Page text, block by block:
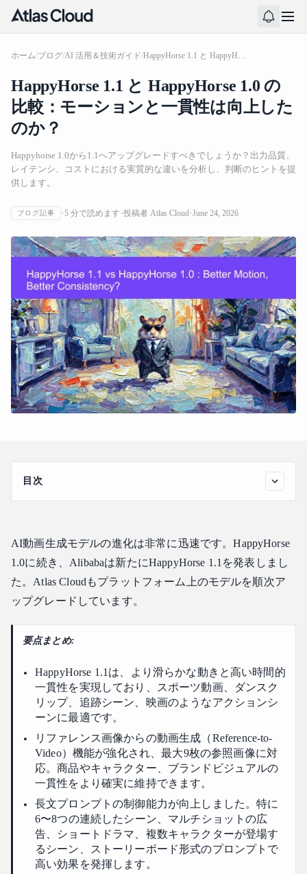
ホーム/ブログ/AI 活用＆技術ガイド/ HappyHorse 1.1 と HappyHorse 1.0 の比較：モーションと一貫性は向上したのか？
HappyHorse 1.1 と HappyHorse 1.0 の
比較：モーションと一貫性は向上した
のか？
Happyhorse 1.0から1.1へアップグレードすべきでしょうか？出力品質、
レイテンシ、コストにおける実質的な違いを分析し、判断のヒントを提
供します。
ブログ記事 5 分で読めます 投稿者 Atlas Cloud June 24, 2026
目次
実践テスト：同一プロンプトによるHappyHorse 1.0 vs 1.1
HappyHorse 1.1 vs HappyHorse 1.0: どこが改善されたの
か？
HappyHorse 1.1を選ぶべきタイミングは？
AI動画生成モデルの進化は非常に迅速です。HappyHorse
1.0に続き、Alibabaは新たにHappyHorse 1.1を発表しまし
た。Atlas Cloudもプラットフォーム上のモデルを順次ア
ップグレードしています。
要点まとめ:
HappyHorse 1.1は、より滑らかな動きと高い時間的
一貫性を実現しており、スポーツ動画、ダンスク
リップ、追跡シーン、映画のようなアクションシ
ーンに最適です。
リファレンス画像からの動画生成（Reference-to-
Video）機能が強化され、最大9枚の参照画像に対
応。商品やキャラクター、ブランドビジュアルの
一貫性をより確実に維持できます。
長文プロンプトの制御能力が向上しました。特に
6〜8つの連続したシーン、マルチショットの広
告、ショートドラマ、複数キャラクターが登場す
るシーン、ストーリーボード形式のプロンプトで
高い効果を発揮します。